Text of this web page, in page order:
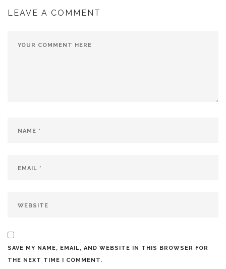
LEAVE A COMMENT
SAVE MY NAME, EMAIL, AND WEBSITE IN THIS BROWSER FOR
THE NEXT TIME I COMMENT.